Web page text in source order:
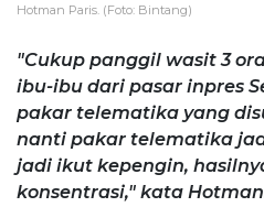
Hotman Paris. (Foto: Bintang)
"Cukup panggil wasit 3
ibu-ibu dari pasar inpres
pakar telematika yang
nanti pakar telematika
jadi ikut kepengin,
konsentrasi," kata